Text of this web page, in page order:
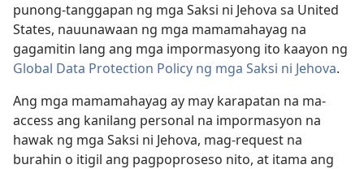
punong-tanggapan ng mga Saksi ni Jehova sa United
States, nauunawaan ng mga mamamahayag na
gagamitin lang ang mga impormasyong ito kaayon ng
Global Data Protection Policy ng mga Saksi ni Jehova.
Ang mga mamamahayag ay may karapatan na ma-
access ang kanilang personal na impormasyon na
hawak ng mga Saksi ni Jehova, mag-request na
burahin o itigil ang pagpoproseso nito, at itama ang